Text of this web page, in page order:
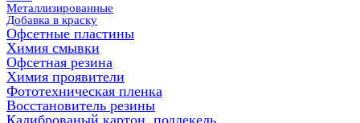
Металлизированные
Добавка в краску
Офсетные пластины
Химия смывки
Офсетная резина
Химия проявители
Фототехническая пленка
Восстановитель резины
Калиброваный картон, поддекель